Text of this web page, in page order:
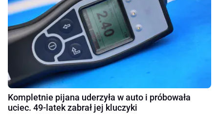
Kompletnie pijana uderzyła w auto i próbowała
uciec. 49-latek zabrał jej kluczyki